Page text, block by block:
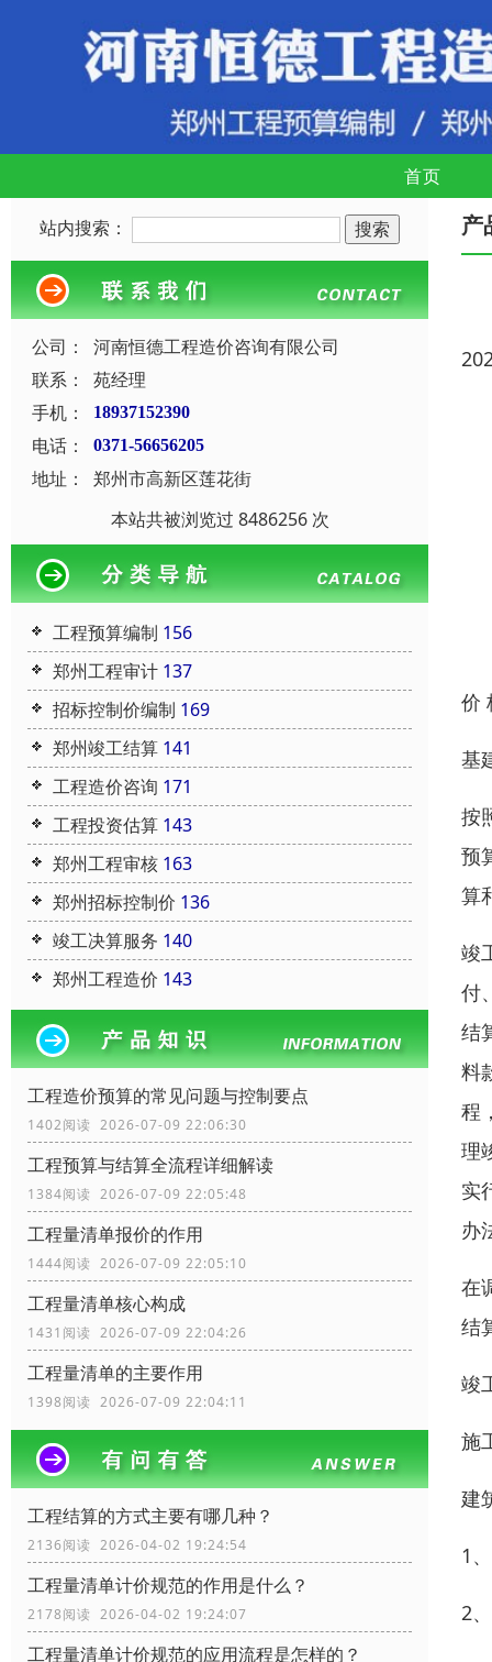
首页
站内搜索：
公司：
河南恒德工程造价咨询有限公司
联系：
苑经理
手机：
18937152390
电话： 0371-56656205
地址：
郑州市高新区莲花街
本站共被浏览过 8486256 次
工程预算编制 156
郑州工程审计 137
招标控制价编制 169
郑州竣工结算 141
工程造价咨询 171
工程投资估算 143
郑州工程审核 163
郑州招标控制价 136
竣工决算服务 140
郑州工程造价 143
工程造价预算的常见问题与控制要点
1402阅读 2026-07-09 22:06:30
工程预算与结算全流程详细解读
1384阅读 2026-07-09 22:05:48
工程量清单报价的作用
1444阅读 2026-07-09 22:05:10
工程量清单核心构成
1431阅读 2026-07-09 22:04:26
工程量清单的主要作用
1398阅读 2026-07-09 22:04:11
工程结算的方式主要有哪几种？
2136阅读 2026-04-02 19:24:54
工程量清单计价规范的作用是什么？
2178阅读 2026-04-02 19:24:07
工程量清单计价规范的应用流程是怎样的？
产
价
基
按
预
算
竣
付
结
料
程
理
实
办
在
结
竣
施
建
1
2